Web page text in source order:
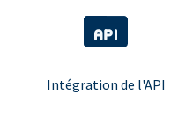
Intégration de l'API